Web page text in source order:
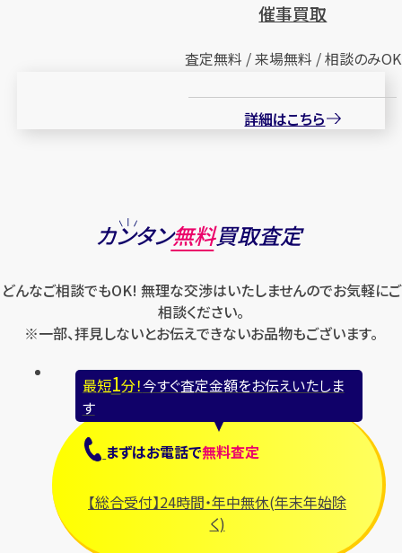
催事買取
査定無料 / 来場無料 / 相談のみOK
詳細はこちら
カンタン無料買取査定
どんなご相談でもOK! 無理な交渉はいたしませんのでお気軽にご
相談ください。
※一部、拝見しないとお伝えできないお品物もございます。
最短1分！今すぐ査定金額をお伝えいたしま
す
まずはお電話で無料査定
【総合受付】24時間・年中無休(年末年始除
く)